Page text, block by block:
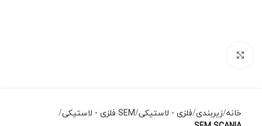
خانه زیربندی فلزی - لاستیکی SEM فلزی - لاستیکی